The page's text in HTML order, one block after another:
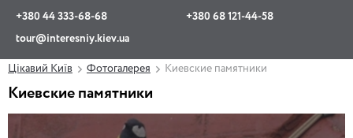
+380 44 333-68-68
+380 68 121-44-58
tour@interesniy.kiev.ua
Viber WhatsApp
Цікавий Київ Фотогалерея Киевские памятники
Киевские памятники